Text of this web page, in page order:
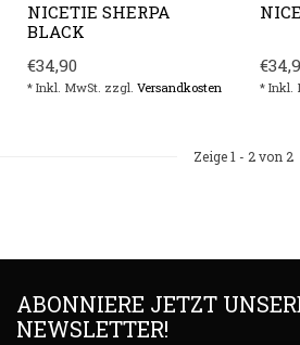
NICETIE SHERPA
BLACK
€34,90
* Inkl. MwSt. zzgl. Versandkosten * Inkl.
Zeige1 - 2von 2
ABONNIERE JETZT
NEWSLETTER!